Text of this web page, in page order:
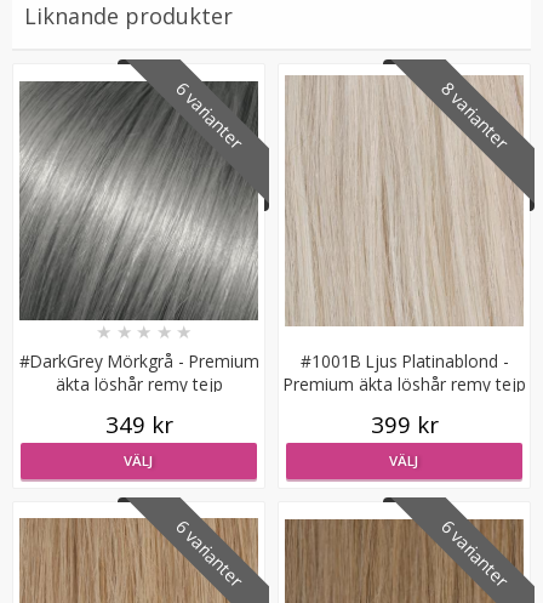
Mizzy Tangler brush - Zebramönster vit
LÄGG I VARUKORG
Liknande produkter
6 varianter
#DarkGrey Mörkgrå - Premium
äkta löshår remy tejp
★ ★ ★ ★ ★
349 kr
VÄLJ
8 varianter
#1001B Ljus Platinablond -
Premium äkta löshår remy tejp
399 kr
VÄLJ
6 varianter 6 varianter